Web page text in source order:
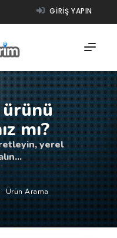
GIRIŞ YAPIN
ürünü
mı?
yerel
Ürün Arama